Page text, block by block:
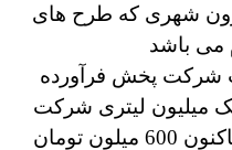
شهری که طرح های
می باشد
شرکت پخش فرآورده
میلیون لیتری شرکت
راه آهن شهرستان دورود که تاکنون 600 میلون تومان